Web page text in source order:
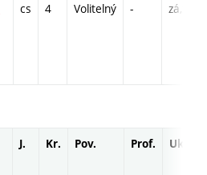
cs 4 Volitelný - zá,zk
J. Kr. Pov. Prof. Uk.